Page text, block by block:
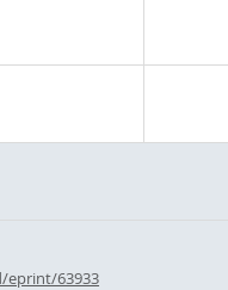
eprint/63933